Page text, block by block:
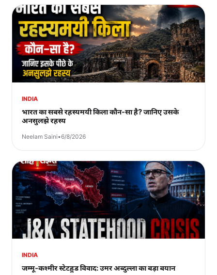
INDIA
भारत का सबसे रहस्यमयी किला कौन-सा है? जानिए उसके
अनसुलझे रहस्य
Neelam Saini•6/8/2026
INDIA
जम्मू-कश्मीर स्टेटहुड विवाद: उमर अब्दुल्ला का बड़ा बयान